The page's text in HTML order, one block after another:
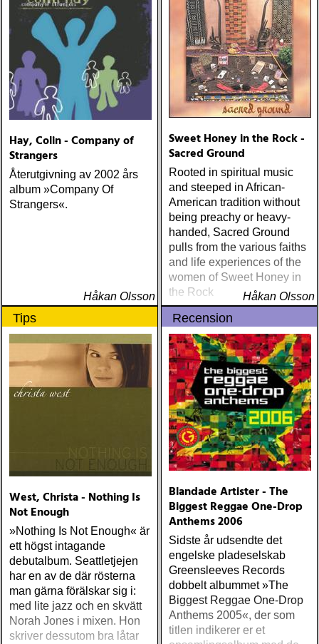
Hay, Colin - Company of
Strangers
Återutgivning av 2002 års
album »Company Of
Strangers«.
Håkan Olsson
Sweet Honey in the Rock -
Sacred Ground
Rooted in spiritual music
and steeped in African-
American tradition without
being preachy or heavy-
handed, Sacred Ground
pulls from the various faiths
and life experiences of the
women of Sweet Honey in
the Rock
Håkan Olsson
Tips
West, Christa - Nothing Is
Not Enough
»Nothing Is Not Enough« är
ett högst intagande
debutalbum. Seattletjejen
har en av de där rösterna
man gärna förälskar sig i:
med lite jazz och en skvätt
Norah Jones i mixen. Hon
skriver dessutom bra låtar
Recension
Blandade Artister - The
Biggest Reggae One-Drop
Anthems 2006
Sidste år udsendte det
engelske pladeselskab
Greensleeves Records
dobbelt albummet »The
Biggest Reggae One-Drop
Anthems 2005«, der som
titlen indikerer er et